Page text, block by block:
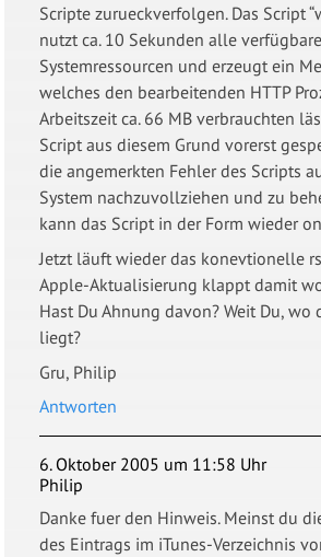
Scripte zurueckverfolgen. Das Script
nutzt ca. 10 Sekunden alle
Systemressourcen und erzeugt ein
welches den bearbeitenden HTTP
Arbeitszeit ca. 66 MB verbrauchten
Script aus diesem Grund vorerst
die angemerkten Fehler des Scripts
System nachzuvollziehen und zu
kann das Script in der Form wieder
Jetzt läuft wieder das konevtionelle
Apple-Aktualisierung klappt damit
Hast Du Ahnung davon? Weit Du, wo
liegt?
Gru, Philip
Antworten
6. Oktober 2005 um 11:58 Uhr
Philip
Danke fuer den Hinweis. Meinst du
des Eintrags im iTunes-Verzeichnis